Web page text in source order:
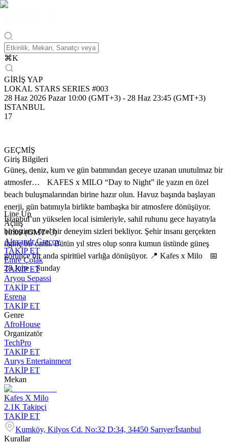
⌘K
GİRİŞ YAP
LOKAL STARS SERIES #003
28 Haz 2026 Pazar 10:00 (GMT+3) - 28 Haz 23:45 (GMT+3)
ISTANBUL
17
GEÇMİŞ
Giriş Bilgileri
Güneş, deniz, kum ve gün batımından geceye uzanan unutulmaz bir
atmosfer… KAFES x MILO “Day to Night” ile yazın en özel
beach buluşmalarından birine hazır olun. Havuz başında başlayan
enerji, gün batımıyla birlikte bambaşka bir atmosfere dönüşüyor.
İstanbul’un yükselen local isimleriyle, sahil ruhunu gece hayatıyla
birleştiren özel bir deneyim sizleri bekliyor. Şehir insanı gerçekten
ilginç bir canlı. Bütün yıl stres olup sonra kumun üstünde güneş
görünce bir anda spiritüel varlığa dönüşüyor. 📍 Kafes x Milo 📅
28 June - Sunday
Line Up
Açılış
10:00 (GMT+3)
Alexandr Grecov
TAKİP ET
Emre Çolak
TAKİP ET
Aryou Sepassi
TAKİP ET
Esrena
TAKİP ET
Genre
AfroHouse
Organizatör
TechPro
TAKİP ET
Aurys Entertainment
TAKİP ET
Mekan
Kafes X Milo
2.1K Takipçi
TAKİP ET
Kumköy, Kilyos Cd. No:32 D:34, 34450 Sarıyer/İstanbul
Kurallar